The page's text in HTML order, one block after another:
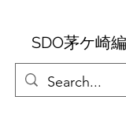
SDO茅ケ崎